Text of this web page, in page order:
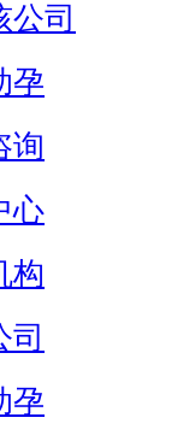
公司
孕
询
心
构
司
孕